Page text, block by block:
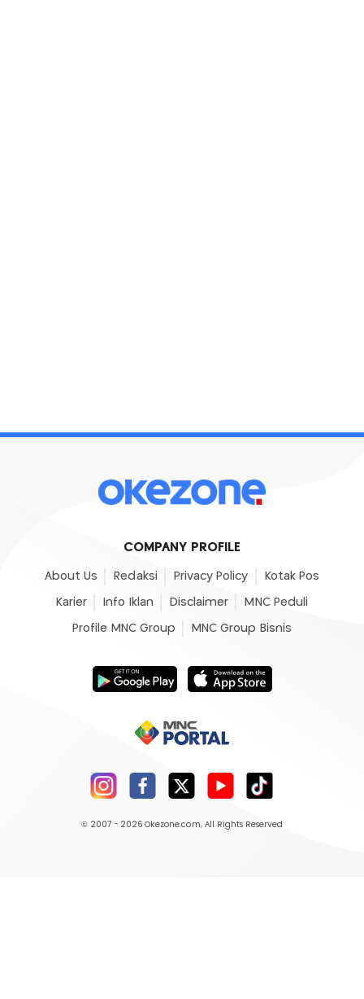
COMPANY PROFILE
About Us Redaksi Privacy Policy Kotak Pos
Karier Info Iklan Disclaimer MNC Peduli
Profile MNC Group MNC Group Bisnis
© 2007 - 2026 Okezone.com, All Rights Reserved